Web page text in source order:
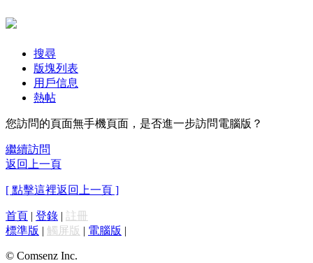
搜尋
版塊列表
用戶信息
熱帖
您訪問的頁面無手機頁面，是否進一步訪問電腦版？
繼續訪問
返回上一頁
[ 點擊這裡返回上一頁 ]
首頁 | 登錄 | 註冊
標準版 | 觸屏版 | 電腦版 |
© Comsenz Inc.